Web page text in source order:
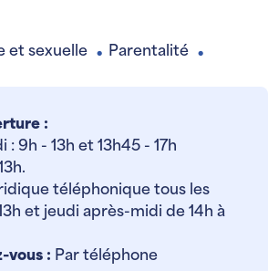
et sexuelle
● Parentalité ●
:
: 9h - 13h et 13h45 - 17h
téléphonique tous les
et jeudi après-midi de 14h à
vous : Par téléphone